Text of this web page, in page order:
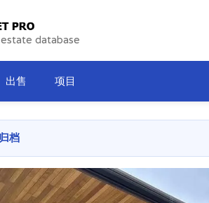
database
出售 项目
档